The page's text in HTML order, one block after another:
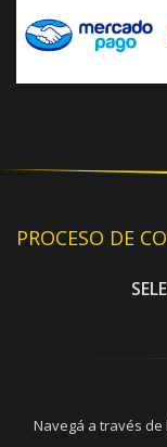
PROCESO DE
Navegá a través